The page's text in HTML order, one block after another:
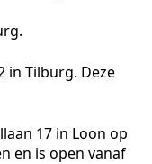
in Tilburg. Deze
17 in Loon op
en is open vanaf